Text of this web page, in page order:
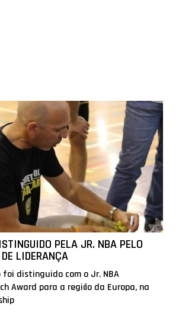
PELA JR. NBA PELO
LIDERANÇA
foi distinguido com o Jr. NBA
Award para a região da Europa, na